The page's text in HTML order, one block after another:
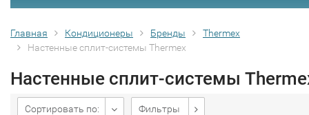
Главная Кондиционеры Бренды
Thermex
Настенные сплит-системы Thermex
Настенные сплит-системы
Сортировать по: Фильтры